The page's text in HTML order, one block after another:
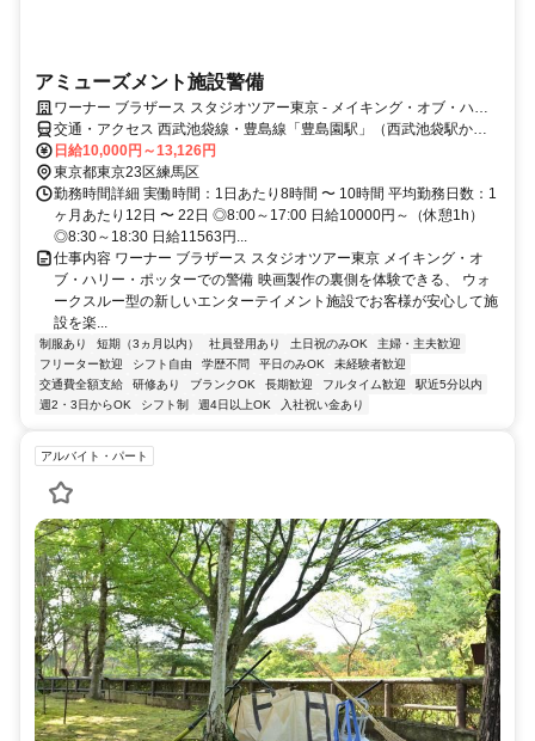
アミューズメント施設警備
ワーナー ブラザース スタジオツアー東京 ‐ メイキング・オブ・ハリ
ー・ポッター
交通・アクセス 西武池袋線・豊島線「豊島園駅」（西武池袋駅から
直通で17分）から徒歩2分、または都営地下鉄大江戸線「豊島園駅」
から徒歩2分
日給10,000円～13,126円
東京都東京23区練馬区
勤務時間詳細 実働時間：1日あたり8時間 〜 10時間 平均勤務日数：1
ヶ月あたり12日 〜 22日 ◎8:00～17:00 日給10000円～（休憩1h）
◎8:30～18:30 日給11563円...
仕事内容 ワーナー ブラザース スタジオツアー東京 メイキング・オ
ブ・ハリー・ポッターでの警備 映画製作の裏側を体験できる、 ウォ
ークスルー型の新しいエンターテイメント施設でお客様が安心して施
設を楽...
制服あり 短期（3ヵ月以内） 社員登用あり 土日祝のみOK
主婦・主夫歓迎
フリーター歓迎
シフト自由 学歴不問 平日のみOK
未経験者歓迎
交通費全額支給
研修あり ブランクOK 長期歓迎 フルタイム歓迎
駅近5分以内
週2・3日からOK
シフト制 週4日以上OK 入社祝い金あり
アルバイト・パート